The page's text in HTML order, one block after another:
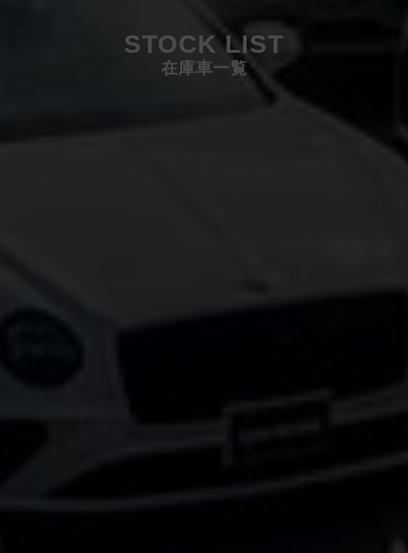
STOCK LIST
在庫車一覧